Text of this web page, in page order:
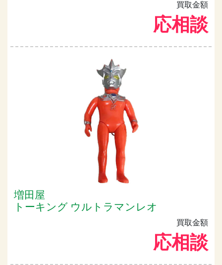
買取金額
応相談
増田屋
トーキング ウルトラマンレオ
買取金額
応相談